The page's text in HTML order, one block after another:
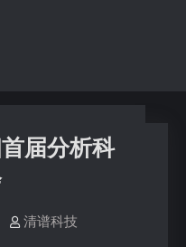
届分析科
清谱科技